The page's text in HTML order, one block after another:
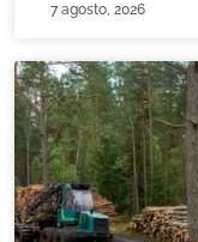
7 agosto, 2026